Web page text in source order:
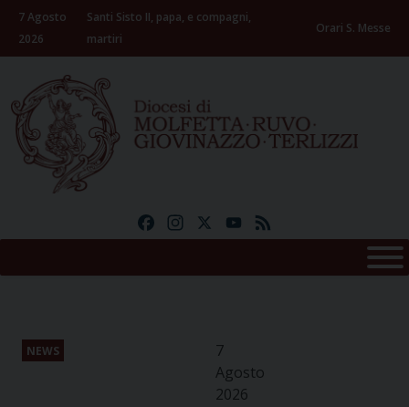
Skip
content
7 Agosto
2026
Santi Sisto II, papa, e compagni,
martiri
Orari S. Messe
FacebookInstagramYouTube
NEWS
7
Agosto
2026